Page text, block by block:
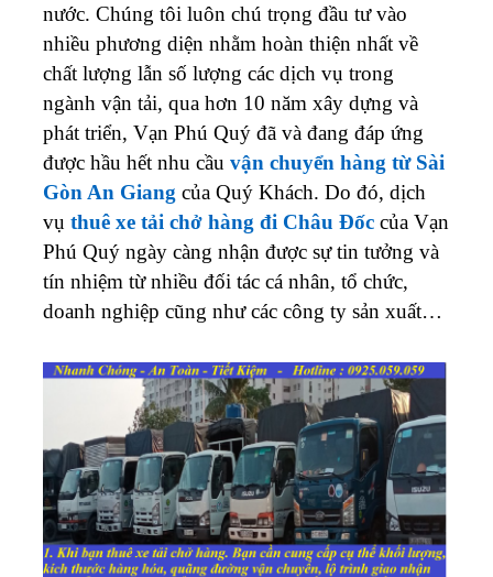
nước. Chúng tôi luôn chú trọng đầu tư vào
nhiều phương diện nhằm hoàn thiện nhất về
chất lượng lẫn số lượng các dịch vụ trong
ngành vận tải, qua hơn 10 năm xây dựng và
phát triển, Vạn Phú Quý đã và đang đáp ứng
được hầu hết nhu cầu vận chuyển hàng từ Sài
Gòn An Giang của Quý Khách. Do đó, dịch
vụ thuê xe tải chở hàng đi Châu Đốc của Vạn
Phú Quý ngày càng nhận được sự tin tưởng và
tín nhiệm từ nhiều đối tác cá nhân, tổ chức,
doanh nghiệp cũng như các công ty sản xuất…